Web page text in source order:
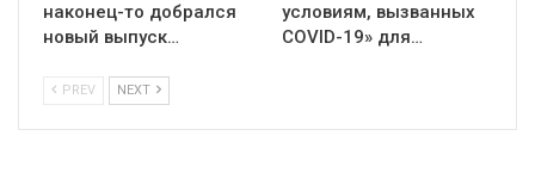
наконец-то добрался
новый выпуск…
условиям, вызванных
СOVID-19» для…
PREV NEXT